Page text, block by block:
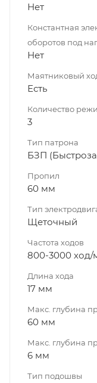
Нет
Константная
оборотов под
Нет
Маятниковый
Есть
Количество
3
Тип патрона
БЗП
Пропил
60 мм
Тип
Щеточный
Частота ходов
800-3000 ход/
Длина хода
17 мм
Макс. глубина
60 мм
Макс. глубина
6 мм
Тип подошвы